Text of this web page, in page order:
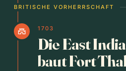
BRITISCHE VORHERRSCHAFT
castle 1703
Die East
baut Fort